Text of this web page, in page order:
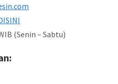
(Senin – Sabtu)